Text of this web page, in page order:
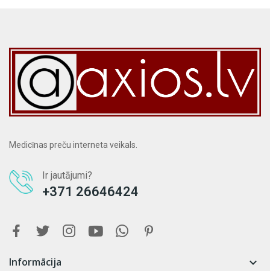
Medicīnas preču interneta veikals.
Ir jautājumi?
+371 26646424
Informācija 